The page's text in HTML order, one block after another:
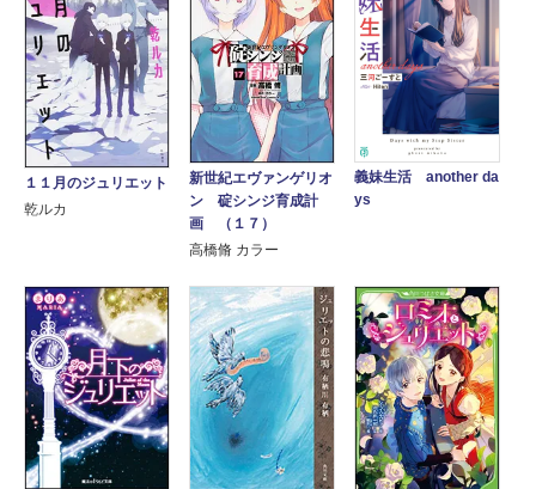
１１月のジュリエット
乾ルカ
新世紀エヴァンゲリオ
ン 碇シンジ育成計
画 （１７）
高橋脩 カラー
義妹生活 another da
ys